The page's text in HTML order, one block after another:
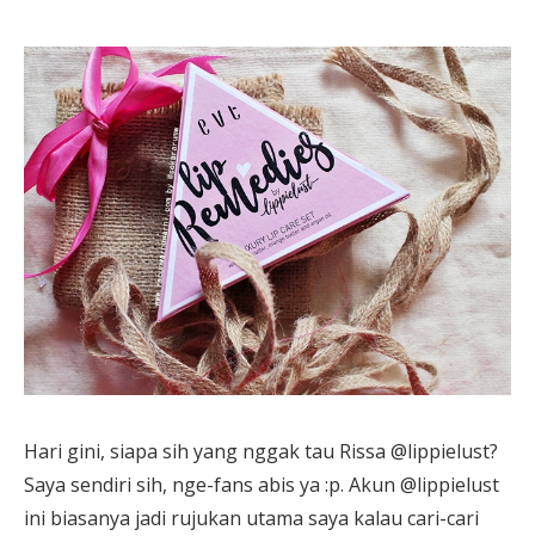
Hari gini, siapa sih yang nggak tau Rissa @lippielust?
Saya sendiri sih, nge-fans abis ya :p. Akun @lippielust
ini biasanya jadi rujukan utama saya kalau cari-cari